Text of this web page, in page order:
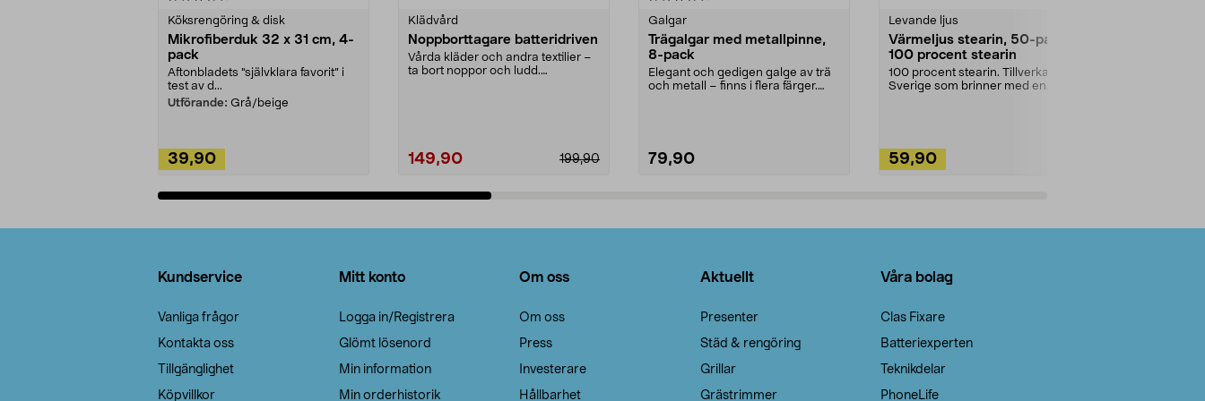
Köksrengöring & disk
Mikrofiberduk 32 x 31 cm, 4-
pack
Aftonbladets "självklara favorit” i
test av d...
Utförande: Grå/beige
39,90
Klädvård
Noppborttagare batteridriven
Vårda kläder och andra textilier –
ta bort noppor och ludd.
199,90
149,90
Galgar
Trägalgar med metallpinne,
8-pack
Elegant och gedigen galge av trä
och metall – finns i flera färger.
79,90
Levande ljus
Värmeljus stearin, 50-pack,
100 procent stearin
100 procent stearin. Tillverkade i
Sverige som brinner med en
59,90
Kundservice
Vanliga frågor
Kontakta oss
Tillgänglighet
Köpvillkor
Mitt konto
Logga in/Registrera
Glömt lösenord
Min information
Min orderhistorik
Om oss
Om oss
Press
Investerare
Hållbarhet
Aktuellt
Presenter
Städ & rengöring
Grillar
Grästrimmer
Våra bolag
Clas Fixare
Batteriexperten
Teknikdelar
PhoneLife